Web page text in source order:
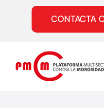
contenido
CONTACTA